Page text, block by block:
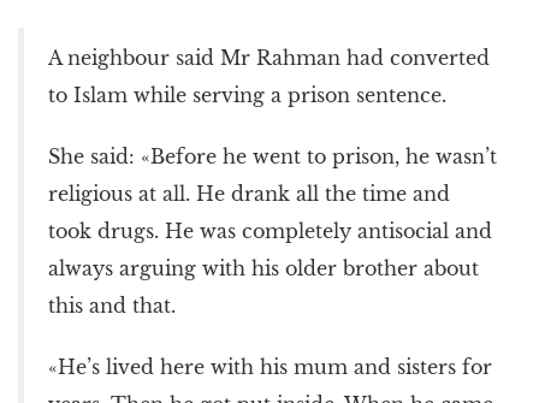
A neighbour said Mr Rahman had converted
to Islam while serving a prison sentence.
She said: «Before he went to prison, he wasn’t
religious at all. He drank all the time and
took drugs. He was completely antisocial and
always arguing with his older brother about
this and that.
«He’s lived here with his mum and sisters for